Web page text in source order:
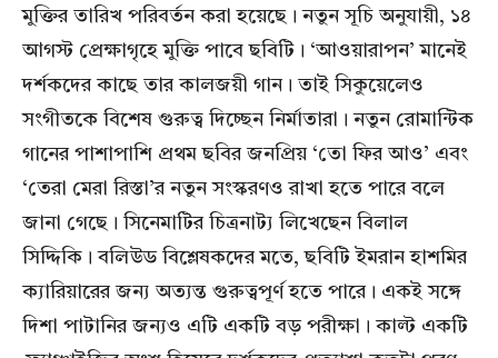
মুক্তির তারিখ পরিবর্তন করা হয়েছে। নতুন সূচি অনুযায়ী, ১৪
আগস্ট প্রেক্ষাগৃহে মুক্তি পাবে ছবিটি। ‘আওয়ারাপন’ মানেই
দর্শকদের কাছে তার কালজয়ী গান। তাই সিকুয়েলেও
সংগীতকে বিশেষ গুরুত্ব দিচ্ছেন নির্মাতারা। নতুন রোমান্টিক
গানের পাশাপাশি প্রথম ছবির জনপ্রিয় ‘তো ফির আও’ এবং
‘তেরা মেরা রিস্তা’র নতুন সংস্করণও রাখা হতে পারে বলে
জানা গেছে। সিনেমাটির চিত্রনাট্য লিখেছেন বিলাল
সিদ্দিকি। বলিউড বিশ্লেষকদের মতে, ছবিটি ইমরান হাশমির
ক্যারিয়ারের জন্য অত্যন্ত গুরুত্বপূর্ণ হতে পারে। একই সঙ্গে
দিশা পাটানির জন্যও এটি একটি বড় পরীক্ষা। কাল্ট একটি